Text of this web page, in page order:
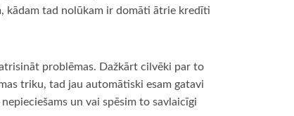
kādam tad nolūkam ir domāti ātrie kredīti
problēmas. Dažkārt cilvēki par to
triku, tad jau automātiski esam gatavi
un vai spēsim to savlaicīgi